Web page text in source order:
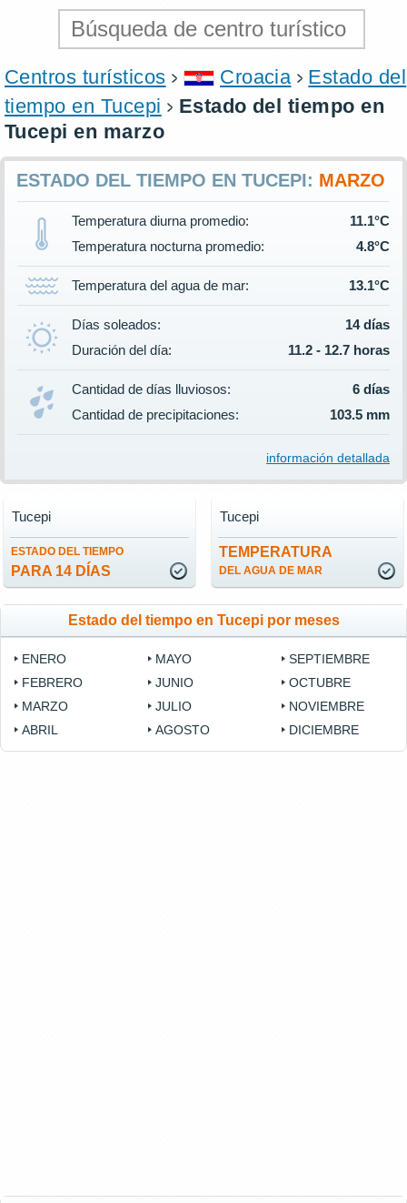
Centros turísticos Croacia
Estado del
tiempo en Tucepi
Estado del tiempo en
Tucepi en marzo
ESTADO DEL TIEMPO EN TUCEPI: MARZO
Temperatura diurna promedio:
11.1°C
Temperatura nocturna promedio:
4.8°C
Temperatura del agua de mar: 13.1°C
Días soleados:
14 días
Duración del día:
11.2 - 12.7 horas
Cantidad de días lluviosos:
6 días
Cantidad de precipitaciones:
103.5 mm
información detallada
ESTADO DEL TIEMPO
PARA 14 DÍAS
Tucepi
TEMPERATURA
DEL AGUA DE MAR
Tucepi
Estado del tiempo en Tucepi por meses
ENERO
FEBRERO
MARZO
ABRIL
MAYO
JUNIO
JULIO
AGOSTO
SEPTIEMBRE
OCTUBRE
NOVIEMBRE
DICIEMBRE